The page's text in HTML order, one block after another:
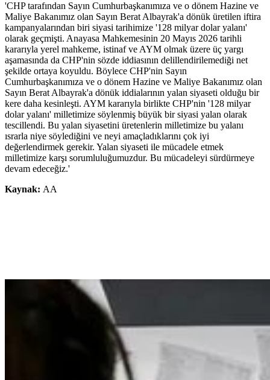
'CHP tarafından Sayın Cumhurbaşkanımıza ve o dönem Hazine ve
Maliye Bakanımız olan Sayın Berat Albayrak'a dönük üretilen iftira
kampanyalarından biri siyasi tarihimize '128 milyar dolar yalanı'
olarak geçmişti. Anayasa Mahkemesinin 20 Mayıs 2026 tarihli
kararıyla yerel mahkeme, istinaf ve AYM olmak üzere üç yargı
aşamasında da CHP'nin sözde iddiasının delillendirilemediği net
şekilde ortaya koyuldu. Böylece CHP'nin Sayın
Cumhurbaşkanımıza ve o dönem Hazine ve Maliye Bakanımız olan
Sayın Berat Albayrak'a dönük iddialarının yalan siyaseti olduğu bir
kere daha kesinleşti. AYM kararıyla birlikte CHP'nin '128 milyar
dolar yalanı' milletimize söylenmiş büyük bir siyasi yalan olarak
tescillendi. Bu yalan siyasetini üretenlerin milletimize bu yalanı
ısrarla niye söylediğini ve neyi amaçladıklarını çok iyi
değerlendirmek gerekir. Yalan siyaseti ile mücadele etmek
milletimize karşı sorumluluğumuzdur. Bu mücadeleyi sürdürmeye
devam edeceğiz.'
Kaynak: AA